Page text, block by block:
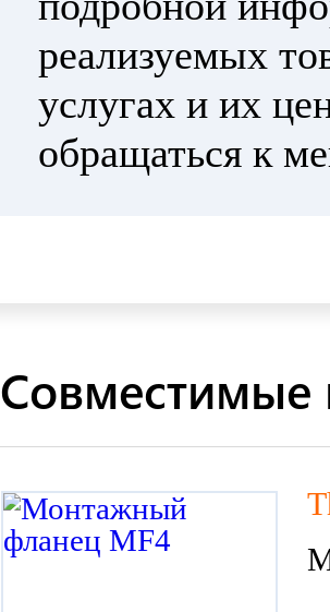
реализуемых
услугах и их
обращаться к
Совместимые